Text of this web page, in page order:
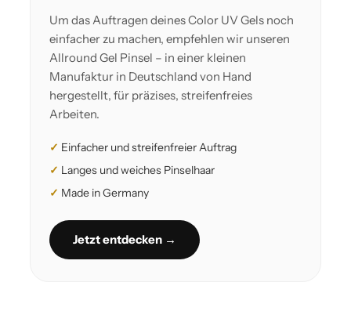
Um das Auftragen deines Color UV Gels noch
einfacher zu machen, empfehlen wir unseren
Allround Gel Pinsel – in einer kleinen
Manufaktur in Deutschland von Hand
hergestellt, für präzises, streifenfreies
Arbeiten.
Einfacher und streifenfreier Auftrag
Langes und weiches Pinselhaar
Made in Germany
Jetzt entdecken →